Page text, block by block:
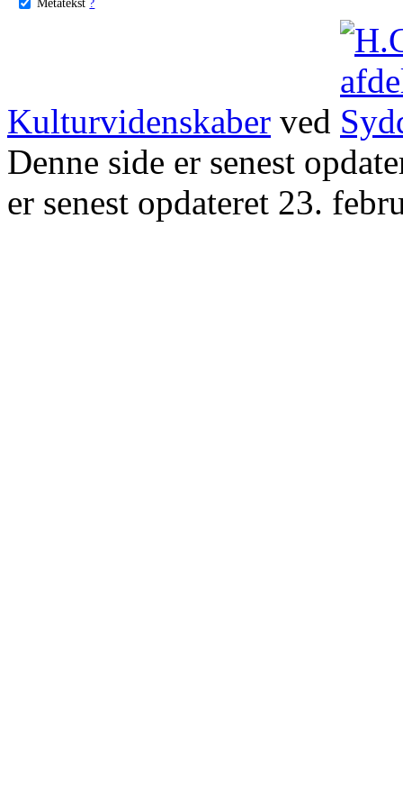
Kulturvidenskaber ved
Denne side er senest
er senest opdateret 23.